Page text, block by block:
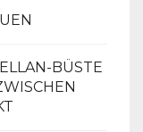
BÜSTE